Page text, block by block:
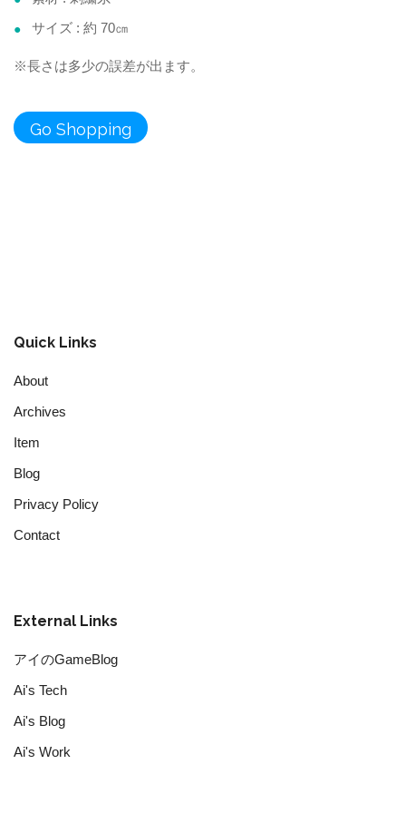
サイズ : 約 70㎝
※長さは多少の誤差が出ます。
Quick Links
About
Archives
Item
Blog
Privacy Policy
Contact
External Links
アイのGameBlog
Ai's Tech
Ai's Blog
Ai's Work